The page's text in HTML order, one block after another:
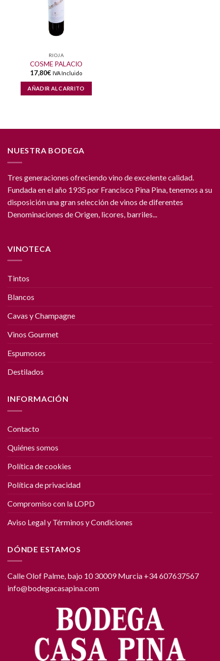
RIOJA
COSME PALACIO
17,80€ IVA Incluido
AÑADIR AL CARRITO
NUESTRA BODEGA
Tres generaciones ofreciendo vino de excelente calidad.
Fundada en el año 1935 por Francisco Pina Pina, tenemos a su
disposición una gran selección de vinos de diferentes
Denominaciones de Origen, licores, barriles...
VINOTECA
Tintos
Blancos
Cavas y Champagne
Vinos Gourmet
Espumosos
Destilados
INFORMACIÓN
Contacto
Quiénes somos
Política de cookies
Política de privacidad
Compromiso con la LOPD
Aviso Legal y Términos y Condiciones
DÓNDE ESTAMOS
Calle Olof Palme, bajo 10 30009 Murcia +34 607637567
info@bodegacasapina.com